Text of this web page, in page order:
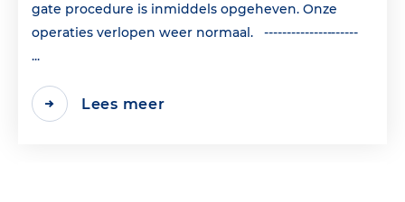
gate procedure is inmiddels opgeheven. Onze
operaties verlopen weer normaal. ---------------------
...
Lees meer